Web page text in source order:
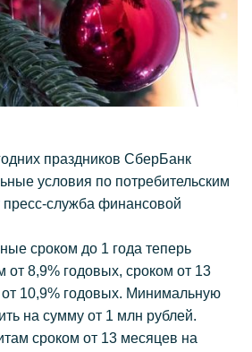
праздников СберБанк
условия по потребительским
пресс-служба финансовой
сроком до 1 года теперь
от 8,9% годовых, сроком от 13
от 10,9% годовых. Минимальную
на сумму от 1 млн рублей.
сроком от 13 месяцев на